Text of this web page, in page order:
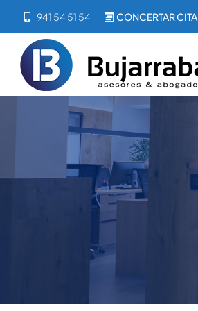
941 54 51 54 CONCERTAR CITA